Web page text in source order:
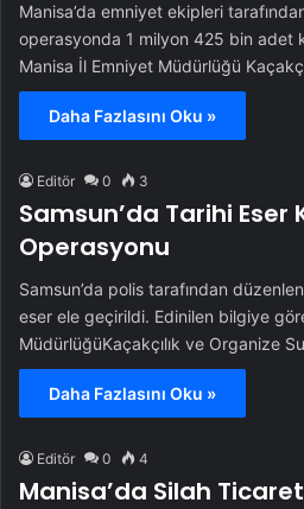
Manisa’da emniyet ekipleri
operasyonda 1 milyon 425 bin adet
Manisa İl Emniyet Müdürlüğü
Daha Fazlasını Oku »
Editör 0 3
Samsun’da Tarihi Eser
Operasyonu
Samsun’da polis tarafından
eser ele geçirildi. Edinilen bilgiye
MüdürlüğüKaçakçılık ve Organize
Daha Fazlasını Oku »
Editör 0 4
Manisa’da Silah